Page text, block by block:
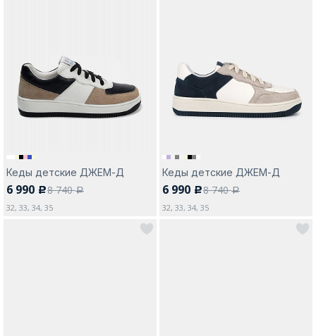
Кеды детские ДЖЕМ-Д
6 990 c8 740a
32, 33, 34, 35
Кеды детские ДЖЕМ-Д
6 990 c8 740a
32, 33, 34, 35